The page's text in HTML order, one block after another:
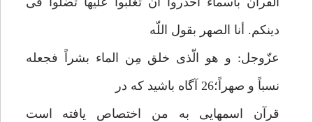
دينكم. أنا الصهر بقول اللّه
عزّوجل: و هو الّذى خلق مِن الماء بشراً فجعله
نسباً و صهراً؛26 آگاه باشيد كه در
قرآن اسمهايى به من اختصاص يافته است